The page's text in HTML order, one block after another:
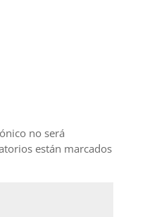
no será
están marcados